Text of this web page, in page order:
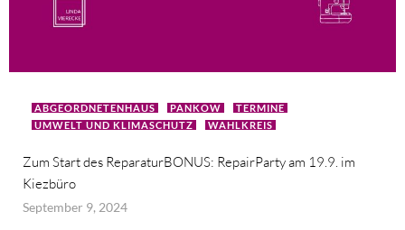
ABGEORDNETENHAUS PANKOW
TERMINE
UMWELT UND KLIMASCHUTZ
WAHLKREIS
Zum Start des ReparaturBONUS: RepairParty am 19.9. im
Kiezbüro
September 9, 2024